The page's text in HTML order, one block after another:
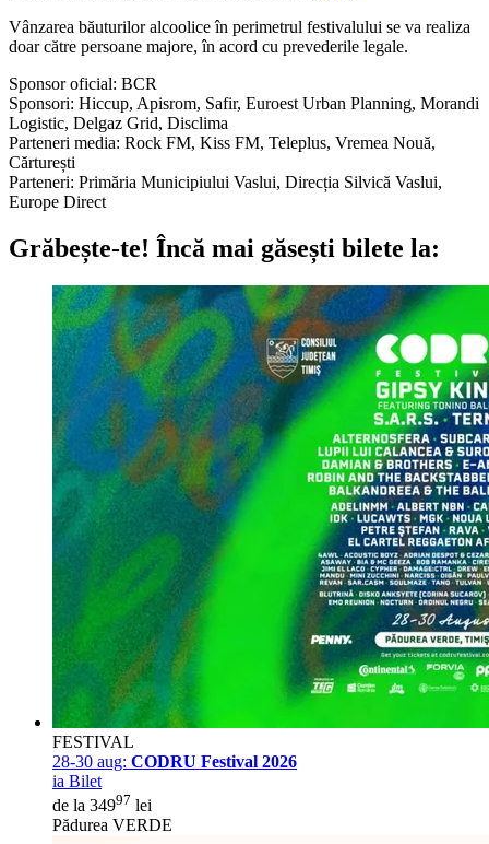
Vânzarea băuturilor alcoolice în perimetrul festivalului se va realiza
doar către persoane majore, în acord cu prevederile legale.
Sponsor oficial: BCR
Sponsori: Hiccup, Apisrom, Safir, Euroest Urban Planning, Morandi
Logistic, Delgaz Grid, Disclima
Parteneri media: Rock FM, Kiss FM, Teleplus, Vremea Nouă,
Cărturești
Parteneri: Primăria Municipiului Vaslui, Direcția Silvică Vaslui,
Europe Direct
Grăbește-te! Încă mai găsești bilete la:
FESTIVAL
28-30 aug: CODRU Festival 2026
ia Bilet
de la 34997 lei
Pădurea VERDE